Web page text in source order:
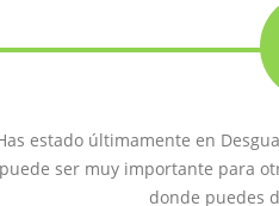
estado últimamente en
puede ser muy importante para
donde puedes